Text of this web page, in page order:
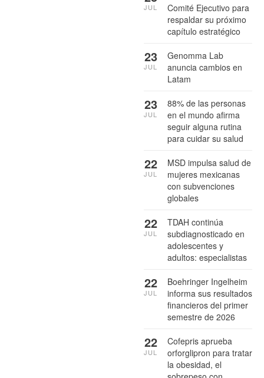
Comité Ejecutivo para
respaldar su próximo
capítulo estratégico
JUL
Genomma Lab
anuncia cambios en
Latam
23
JUL
88% de las personas
en el mundo afirma
seguir alguna rutina
para cuidar su salud
23
JUL
MSD impulsa salud de
mujeres mexicanas
con subvenciones
globales
22
JUL
TDAH continúa
subdiagnosticado en
adolescentes y
adultos: especialistas
22
JUL
Boehringer Ingelheim
informa sus resultados
financieros del primer
semestre de 2026
22
JUL
Cofepris aprueba
orforglipron para tratar
la obesidad, el
22
JUL